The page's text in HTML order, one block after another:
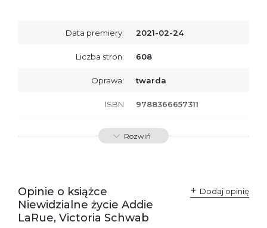
Data premiery: 2021-02-24
Liczba stron: 608
Oprawa: twarda
ISBN 9788366657311
SKU: K734458
Rozwiń
Opinie o książce
Niewidzialne życie Addie
LaRue, Victoria Schwab
Dodaj opinię